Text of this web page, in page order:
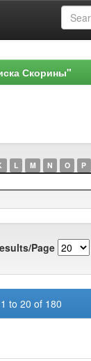
Скорины"
L M N O P
Page
to 20 of 180